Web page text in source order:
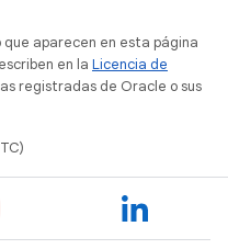
aparecen en esta página
en la Licencia de
registradas de Oracle o sus